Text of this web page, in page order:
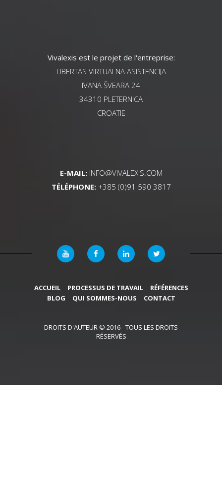
Vivalexis est le projet de l'entreprise:
LIBERTAS VIRTUALNA ASISTENCIJA
IVANA ŠVEARA 24
34310 PLETERNICA
CROATIE
E-MAIL:INFO@VIVALEXIS.COM
TÉLÉPHONE:+385 (0)91 590 3817
ACCUEIL PROCESSUS DE TRAVAIL
RÉFÉRENCES
BLOG
QUI SOMMES-NOUS CONTACT
DROITS D'AUTEUR © 2016 - TOUS LES DROITS
RÉSERVÉS